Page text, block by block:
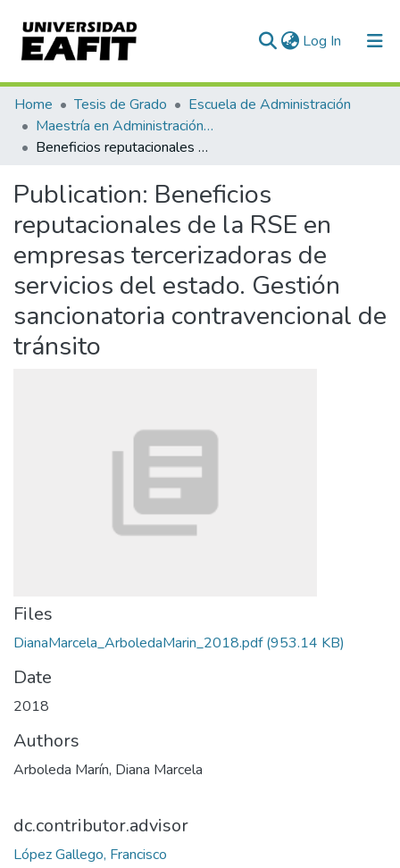
Log In (current)
Communities & Collections
All of DSpace
Home Tesis de Grado
Escuela de Administración
Maestría en Administración - MBA (tesis)
Beneficios reputacionales de la RSE en empresas tercerizadoras de servicios del estado. Gestión sancionatoria contravencional de tránsito
Publication: Beneficios
reputacionales de la RSE en
empresas tercerizadoras de
servicios del estado. Gestión
sancionatoria contravencional de
tránsito
Files
DianaMarcela_ArboledaMarin_2018.pdf(953.14 KB)
Date
2018
Authors
Arboleda Marín, Diana Marcela
dc.contributor.advisor
López Gallego, Francisco